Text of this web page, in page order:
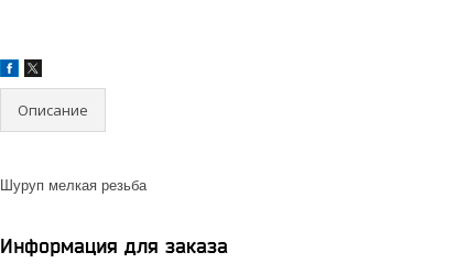
Описание
Шуруп мелкая резьба
Информация для заказа